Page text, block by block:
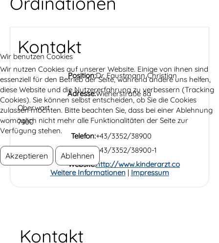
Kontakt
Position:Dr. Faustmann Christian
Adresse:Wienerstraße 8a
Oberwart
7400
Telefon:+43/3352/38900
+43/3352/38900-1
Website:http://www.kinderarzt.co
Kontakt
Wir benutzen Cookies
Wir nutzen Cookies auf unserer Website. Einige von ihnen sind
essenziell für den Betrieb der Seite, während andere uns helfen,
diese Website und die Nutzererfahrung zu verbessern (Tracking
Cookies). Sie können selbst entscheiden, ob Sie die Cookies
zulassen möchten. Bitte beachten Sie, dass bei einer Ablehnung
womöglich nicht mehr alle Funktionalitäten der Seite zur
Verfügung stehen.
Akzeptieren Ablehnen
Weitere Informationen| Impressum